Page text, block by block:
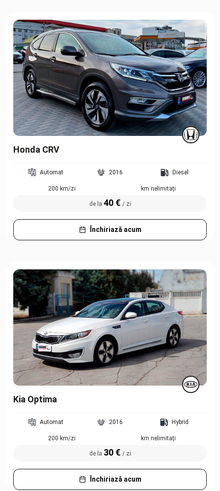
Honda CRV
Automat 2016 Diesel
200 km/zi km nelimitați
de la 40 € / zi
Închiriază acum
Kia Optima
Automat 2016 Hybrid
200 km/zi km nelimitați
de la 30 € / zi
Închiriază acum